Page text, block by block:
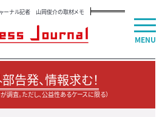
ャーナル記者 山岡俊介の取材メモ
告発、情報求む！
調査。ただし、公益性あるケースに限る）
MENU